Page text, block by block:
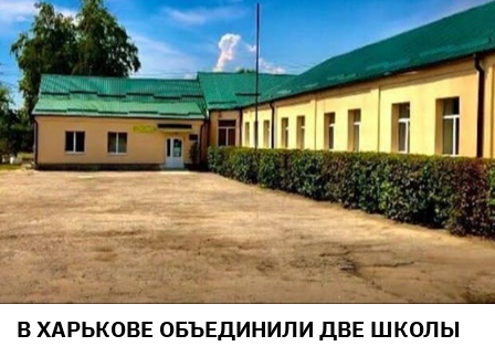
В ХАРЬКОВЕ ОБЪЕДИНИЛИ ДВЕ ШКОЛЫ